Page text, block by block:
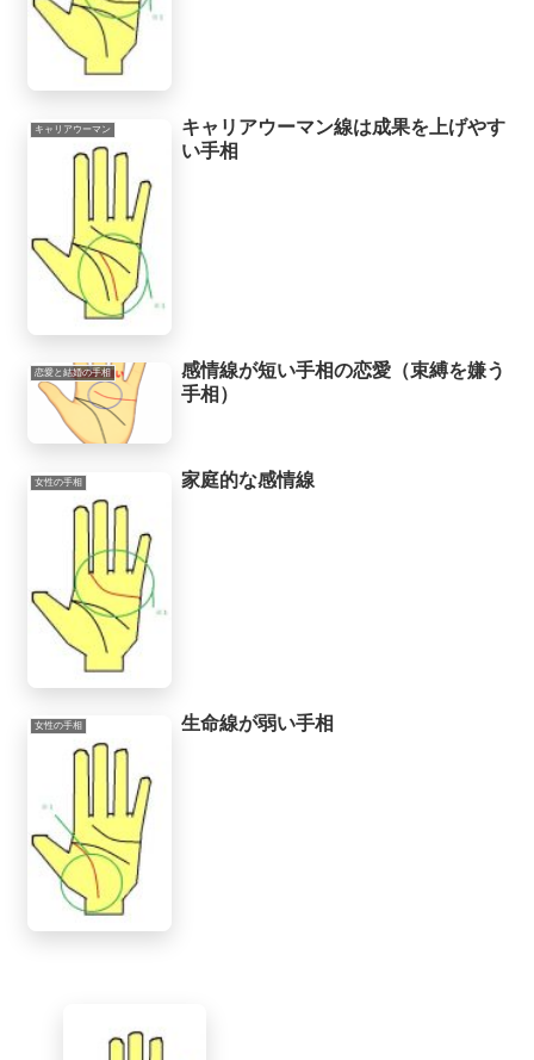
キャリアウーマン
キャリアウーマン線は成果を上げやす
い手相
恋愛と結婚の手相
感情線が短い手相の恋愛（束縛を嫌う
手相）
女性の手相 家庭的な感情線
女性の手相 生命線が弱い手相